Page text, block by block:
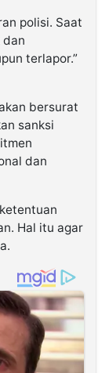
polisi. Saat
dan
terlapor.”
bersurat
sanksi
dan
Hal itu agar